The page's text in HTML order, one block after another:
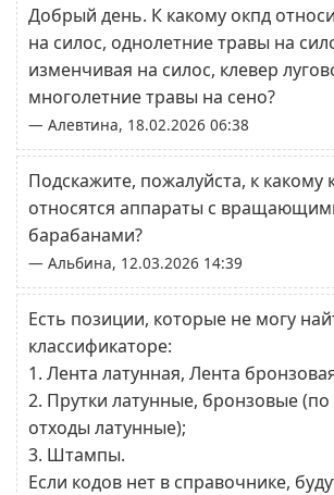
Добрый день. К какому окпд
на силос, однолетние травы на
изменчивая на силос, клевер
многолетние травы на сено?
— Алевтина, 18.02.2026 06:38
Подскажите, пожалуйста, к
относятся аппараты с
барабанами?
— Альбина, 12.03.2026 14:39
Есть позиции, которые не могу
классификаторе:
1. Лента латунная, Лента
2. Прутки латунные, бронзовые (по
отходы латунные);
3. Штампы.
Если кодов нет в справочнике,